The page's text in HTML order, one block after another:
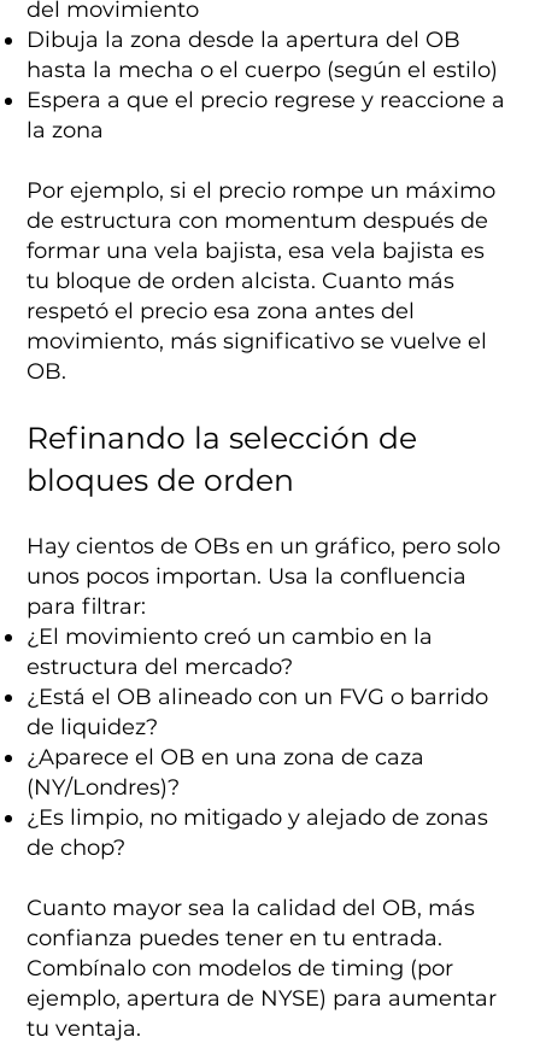
del movimiento
Dibuja la zona desde la apertura del OB
hasta la mecha o el cuerpo (según el estilo)
Espera a que el precio regrese y reaccione a
la zona
Por ejemplo, si el precio rompe un máximo
de estructura con momentum después de
formar una vela bajista, esa vela bajista es
tu bloque de orden alcista. Cuanto más
respetó el precio esa zona antes del
movimiento, más significativo se vuelve el
OB.
Refinando la selección de
bloques de orden
Hay cientos de OBs en un gráfico, pero solo
unos pocos importan. Usa la confluencia
para filtrar:
¿El movimiento creó un cambio en la
estructura del mercado?
¿Está el OB alineado con un FVG o barrido
de liquidez?
¿Aparece el OB en una zona de caza
(NY/Londres)?
¿Es limpio, no mitigado y alejado de zonas
de chop?
Cuanto mayor sea la calidad del OB, más
confianza puedes tener en tu entrada.
Combínalo con modelos de timing (por
ejemplo, apertura de NYSE) para aumentar
tu ventaja.